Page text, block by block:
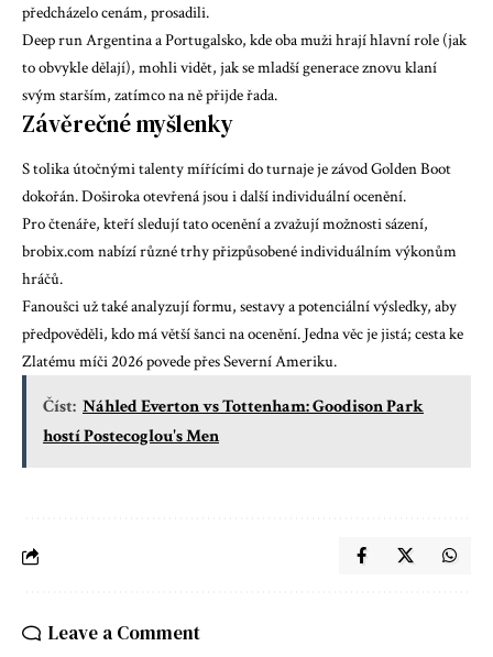
předcházelo cenám, prosadili.
Deep run Argentina a Portugalsko, kde oba muži hrají hlavní role (jak
to obvykle dělají), mohli vidět, jak se mladší generace znovu klaní
svým starším, zatímco na ně přijde řada.
Závěrečné myšlenky
S tolika útočnými talenty mířícími do turnaje je závod Golden Boot
dokořán. Doširoka otevřená jsou i další individuální ocenění.
Pro čtenáře, kteří sledují tato ocenění a zvažují možnosti sázení,
brobix.comnabízí různé trhy přizpůsobené individuálním výkonům
hráčů.
Fanoušci už také analyzují formu, sestavy a potenciální výsledky, aby
předpověděli, kdo má větší šanci na ocenění. Jedna věc je jistá; cesta ke
Zlatému míči 2026 povede přes Severní Ameriku.
Číst: Náhled Everton vs Tottenham: Goodison Park
hostí Postecoglou's Men
Leave a Comment